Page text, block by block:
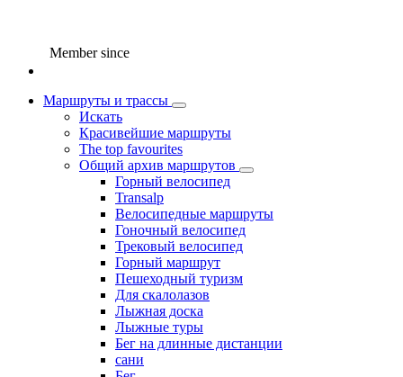
Member since
Маршруты и трассы
Искать
Красивейшие маршруты
The top favourites
Общий архив маршрутов
Горный велосипед
Transalp
Велосипедные маршруты
Гоночный велосипед
Трековый велосипед
Горный маршрут
Пешеходный туризм
Для скалолазов
Лыжная доска
Лыжные туры
Бег на длинные дистанции
сани